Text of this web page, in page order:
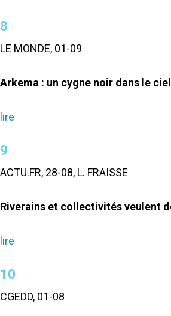
8
LE MONDE, 01-09
Arkema : un cygne noir dans le
lire
9
ACTU.FR, 28-08, L. FRAISSE
Riverains et collectivités veulent
lire
10
CGEDD, 01-08